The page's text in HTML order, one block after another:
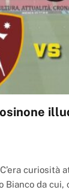
curiosità
Bianco da